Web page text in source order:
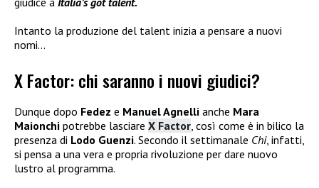
Intanto la produzione del talent inizia a pensare a nuovi
nomi…
X Factor: chi saranno i nuovi giudici?
Dunque dopo Fedez e Manuel Agnelli anche Mara
Maionchi potrebbe lasciare X Factor , così come è in bilico la
presenza di Lodo Guenzi. Secondo il settimanale Chi, infatti,
si pensa a una vera e propria rivoluzione per dare nuovo
lustro al programma.